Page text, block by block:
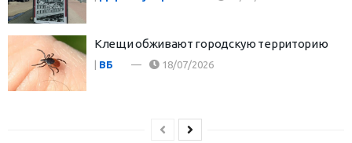
Клещи обживают городскую территорию
| ВБ 18/07/2026